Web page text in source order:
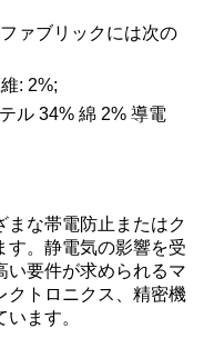
ァブリックには次の
: 2%;
ル 34% 綿 2% 導電
まな帯電防止またはク
す。静電気の影響を受
い要件が求められるマ
クトロニクス、精密機
ます。